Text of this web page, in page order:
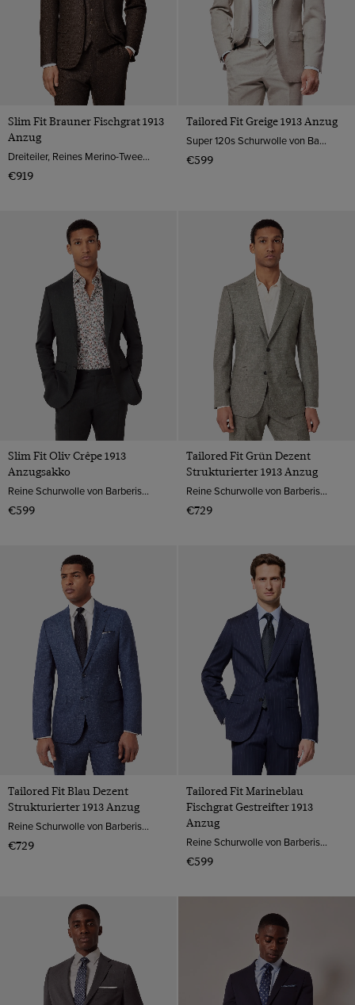
Slim Fit Brauner Fischgrat 1913
Anzug
Dreiteiler, Reines Merino-Tweed von Moon, England
€919
Tailored Fit Greige 1913 Anzug
Super 120s Schurwolle von Barberis, Italien
€599
Slim Fit Oliv Crêpe 1913
Anzugsakko
Reine Schurwolle von Barberis, Italien
€599
Tailored Fit Grün Dezent
Strukturierter 1913 Anzug
Reine Schurwolle von Barberis, Italien
€729
Tailored Fit Blau Dezent
Strukturierter 1913 Anzug
Reine Schurwolle von Barberis, Italien
€729
Tailored Fit Marineblau
Fischgrat Gestreifter 1913
Anzug
Reine Schurwolle von Barberis, Italien
€599